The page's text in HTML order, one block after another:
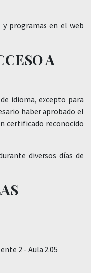
programas en el web
A
idioma, excepto para
haber aprobado el
certificado reconocido
diversos días de
2 - Aula 2.05